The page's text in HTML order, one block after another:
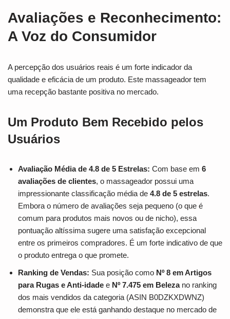
Avaliações e Reconhecimento:
A Voz do Consumidor
A percepção dos usuários reais é um forte indicador da
qualidade e eficácia de um produto. Este massageador tem
uma recepção bastante positiva no mercado.
Um Produto Bem Recebido pelos
Usuários
Avaliação Média de 4.8 de 5 Estrelas: Com base em 6
avaliações de clientes, o massageador possui uma
impressionante classificação média de 4.8 de 5 estrelas.
Embora o número de avaliações seja pequeno (o que é
comum para produtos mais novos ou de nicho), essa
pontuação altíssima sugere uma satisfação excepcional
entre os primeiros compradores. É um forte indicativo de que
o produto entrega o que promete.
Ranking de Vendas: Sua posição como Nº 8 em Artigos
para Rugas e Anti-idade e Nº 7.475 em Belezano ranking
dos mais vendidos da categoria (ASIN B0DZKXDWNZ)
demonstra que ele está ganhando destaque no mercado de